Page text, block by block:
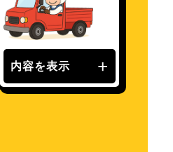
内容を表示